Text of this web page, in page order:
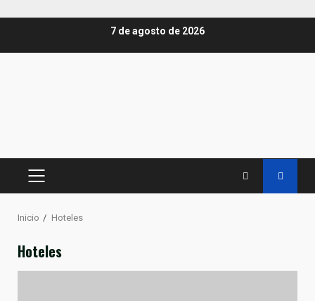
7 de agosto de 2026
MENÚ
Inicio Hoteles
Hoteles